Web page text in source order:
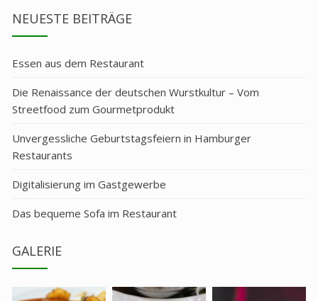
NEUESTE BEITRÄGE
Essen aus dem Restaurant
Die Renaissance der deutschen Wurstkultur – Vom
Streetfood zum Gourmetprodukt
Unvergessliche Geburtstagsfeiern in Hamburger
Restaurants
Digitalisierung im Gastgewerbe
Das bequeme Sofa im Restaurant
GALERIE